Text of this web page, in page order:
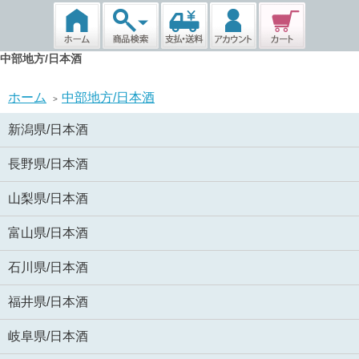
中部地方/日本酒
ホーム > 中部地方/日本酒
新潟県/日本酒
長野県/日本酒
山梨県/日本酒
富山県/日本酒
石川県/日本酒
福井県/日本酒
岐阜県/日本酒